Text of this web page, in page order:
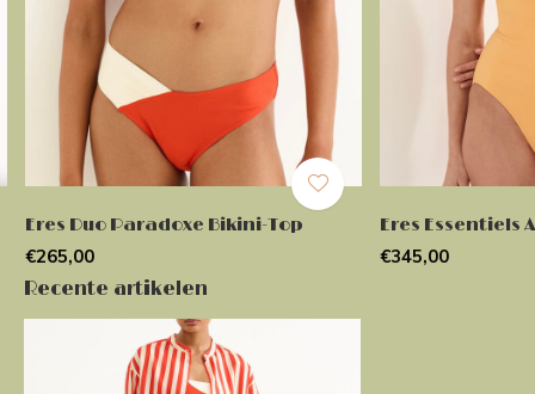
Eres Duo Paradoxe Bikini-Top
€265,00
Eres Essentiels
€345,00
Recente artikelen